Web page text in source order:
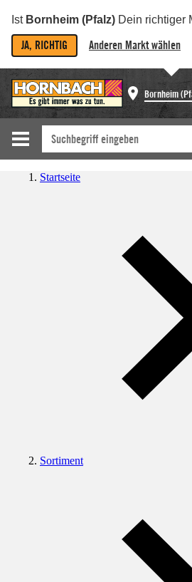
Ist Bornheim (Pfalz) Dein richtiger
JA, RICHTIG Anderen Markt wählen
Bornheim
Startseite
Sortiment